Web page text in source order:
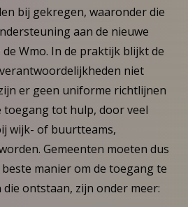
bij gekregen, waaronder die
aan de nieuwe
Wmo. In de praktijk blijkt de
niet
er geen uniforme richtlijnen
toegang tot hulp, door veel
wijk- of buurtteams,
Gemeenten moeten dus
manier om de toegang te
ontstaan, zijn onder meer: